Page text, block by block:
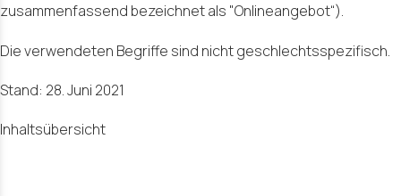
zusammenfassend bezeichnet als "Onlineangebot“).
Die verwendeten Begriffe sind nicht geschlechtsspezifisch.
Stand: 28. Juni 2021
Inhaltsübersicht